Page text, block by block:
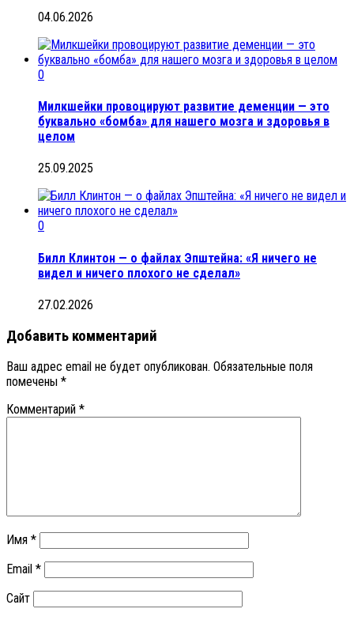
04.06.2026
0
Милкшейки провоцируют развитие деменции — это
буквально «бомба» для нашего мозга и здоровья в
целом
25.09.2025
0
Билл Клинтон — о файлах Эпштейна: «Я ничего не
видел и ничего плохого не сделал»
27.02.2026
Добавить комментарий
Ваш адрес email не будет опубликован. Обязательные поля
помечены *
Комментарий *
Имя *
Email *
Сайт